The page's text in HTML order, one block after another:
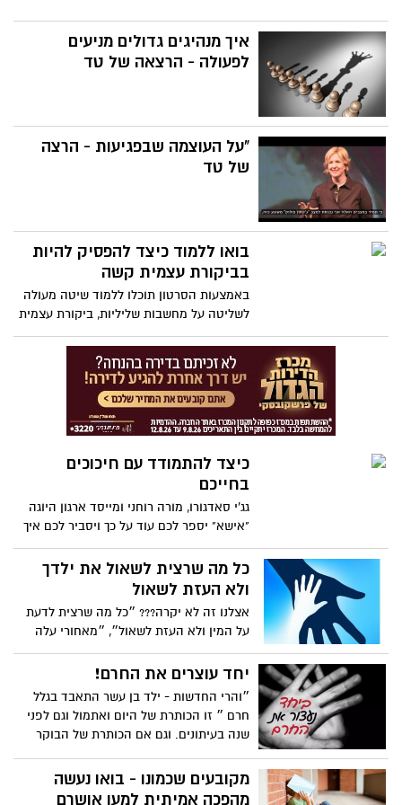
איך מנהיגים גדולים מניעים
לפעולה - הרצאה של טד
"על העוצמה שבפגיעות - הרצה
של טד
בואו ללמוד כיצד להפסיק להיות
בביקורת עצמית קשה
באמצעות הסרטון תוכלו ללמוד שיטה מעולה
לשליטה על מחשבות שליליות, ביקורת עצמית
וביטחון עצמי נמוך. כיצד אפשר לשלוט על
הדיבור העצמי השלילי שמשפיע עלינו לרעה.
כיצד להתמודד עם חיכוכים
בחייכם
גג'י סאדגורו, מורה רוחני ומייסד ארגון היוגה
"אישא" יספר לכם עוד על כך ויסביר לכם איך
להתמודד עם חיכוכים בחיים, כל זאת עם
הומור שנון וחכמה שתראה לכם שלכל בעיה
יש פתרון – אם רק יודעים איפה למצוא אותו.
כל מה שרצית לשאול את ילדך
ולא העזת לשאול
אצלנו זה לא יקרה??? ״כל מה שרצית לדעת
על המין ולא העזת לשאול״, ״מאחורי עלה
התאנה״. אלו היו כמעט שני הספרים היחידים
על המדף ב-״נושא״ בחנות הספרים בנערותי.
בשקט בלי לדבר אימי שמה לי על השולחן את
״מאחורי עלה התאנה״ כי המילה מין לא
״הנושא״. מבחינתה זה כשלעצמו היה צעד
ענק של נאורות וגמישות מחשבתית.
יחד עוצרים את החרם!
״והרי החדשות - ילד בן עשר התאבד בגלל
חרם ״ זו הכותרת של היום ואתמול וגם לפני
שנה בעיתונים. וגם אם הכותרת של הבוקר
בחטיבה, בבית הספר או אפילו בגן יש ילד
אחד לפחות שסובל מחרם.
מקובעים שכמונו - בואו נעשה
מהפכה אמיתית למען אושרם